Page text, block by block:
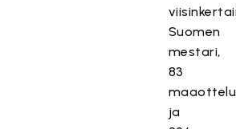
Suomen
mestari,
83
ja